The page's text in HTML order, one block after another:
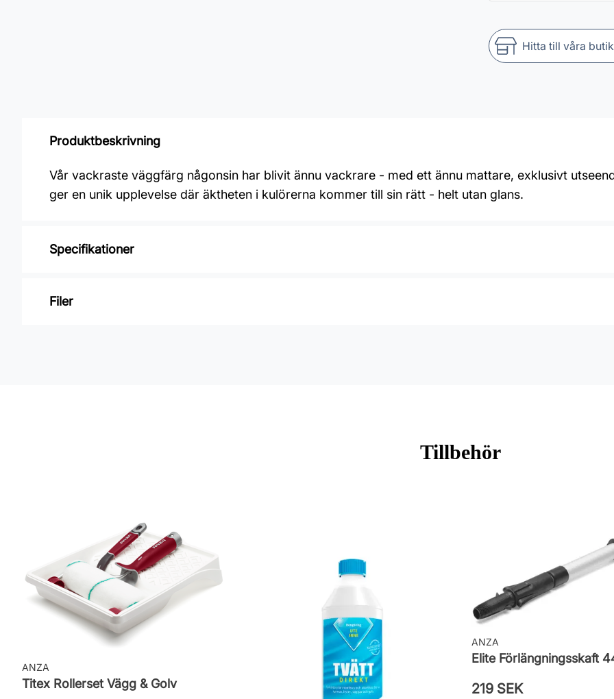
Hitta till våra
Produktbeskrivning
Vår vackraste väggfärg någonsin har blivit ännu vackrare - med ett ännu mattare, exklusivt
ger en unik upplevelse där äktheten i kulörerna kommer till sin rätt - helt utan glans.
Specifikationer
Varumärke: Jotun
Filer
Tillbehör
ANZA
Titex Rollerset Vägg & Golv
ANZA
Elite Förlängningsskaft
219 SEK